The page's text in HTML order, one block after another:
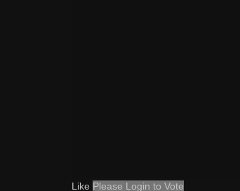
Like Please Login to Vote